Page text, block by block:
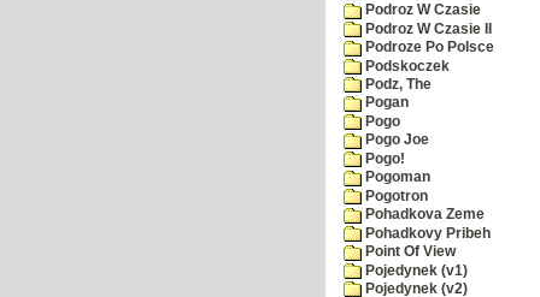
Podroz W Czasie
Podroz W Czasie II
Podroze Po Polsce
Podskoczek
Podz, The
Pogan
Pogo
Pogo Joe
Pogo!
Pogoman
Pogotron
Pohadkova Zeme
Pohadkovy Pribeh
Point Of View
Pojedynek (v1)
Pojedynek (v2)